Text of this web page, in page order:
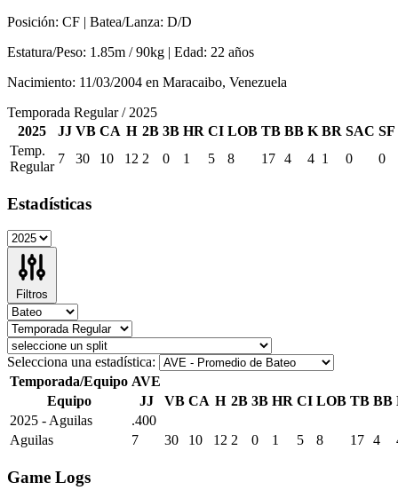
Posición: CF | Batea/Lanza: D/D
Estatura/Peso: 1.85m / 90kg | Edad: 22 años
Nacimiento: 11/03/2004 en Maracaibo, Venezuela
Temporada Regular / 2025
2025
JJ VB CA H 2B 3B HR CI LOB TB BB K BR SAC SF
Temp.
Regular
7 30 10 12 2 0 1 5 8 17 4 4 1 0 0
Estadísticas
Filtros
Selecciona una estadística:
Temporada/Equipo AVE
Equipo
JJ VB CA H 2B 3B HR CI LOB TB BB
2025 - Aguilas
.400
Aguilas
7 30 10 12 2 0 1 5 8 17 4
Game Logs